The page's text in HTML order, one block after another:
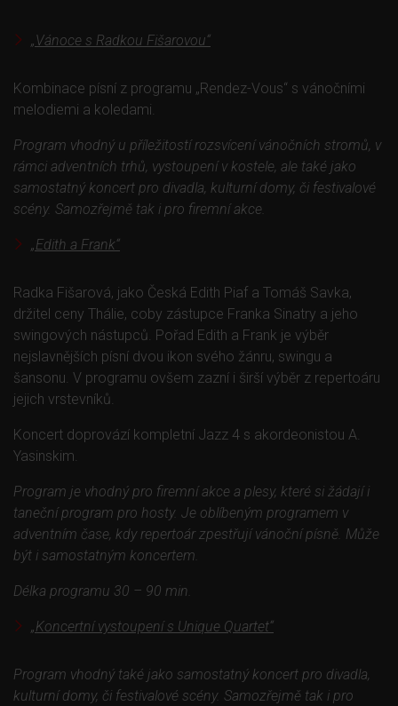
„Vánoce s Radkou Fišarovou“
Kombinace písní z programu „Rendez-Vous“ s vánočními
melodiemi a koledami.
Program vhodný u příležitostí rozsvícení vánočních stromů, v
rámci adventních trhů, vystoupení v kostele, ale také jako
samostatný koncert pro divadla, kulturní domy, či festivalové
scény. Samozřejmě tak i pro firemní akce.
„Edith a Frank“
Radka Fišarová, jako Česká Edith Piaf a Tomáš Savka,
držitel ceny Thálie, coby zástupce Franka Sinatry a jeho
swingových nástupců. Pořad Edith a Frank je výběr
nejslavnějších písní dvou ikon svého žánru, swingu a
šansonu. V programu ovšem zazní i širší výběr z repertoáru
jejich vrstevníků.
Koncert doprovází kompletní Jazz 4 s akordeonistou A.
Yasinskim.
Program je vhodný pro firemní akce a plesy, které si žádají i
taneční program pro hosty. Je oblíbeným programem v
adventním čase, kdy repertoár zpestřují vánoční písně. Může
být i samostatným koncertem.
Délka programu 30 – 90 min.
„Koncertní vystoupení s Unique Quartet“
Program vhodný také jako samostatný koncert pro divadla,
kulturní domy, či festivalové scény. Samozřejmě tak i pro